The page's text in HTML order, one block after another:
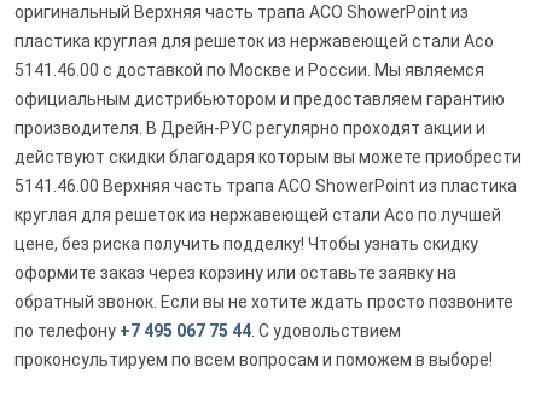
оригинальный Верхняя часть трапа ACO ShowerPoint из
пластика круглая для решеток из нержавеющей стали Aco
5141.46.00 с доставкой по Москве и России. Мы являемся
официальным дистрибьютором и предоставляем гарантию
производителя. В Дрейн-РУС регулярно проходят акции и
действуют скидки благодаря которым вы можете приобрести
5141.46.00 Верхняя часть трапа ACO ShowerPoint из пластика
круглая для решеток из нержавеющей стали Aco по лучшей
цене, без риска получить подделку! Чтобы узнать скидку
оформите заказ через корзину или оставьте заявку на
обратный звонок. Если вы не хотите ждать просто позвоните
по телефону +7 495 067 75 44 . С удовольствием
проконсультируем по всем вопросам и поможем в выборе!